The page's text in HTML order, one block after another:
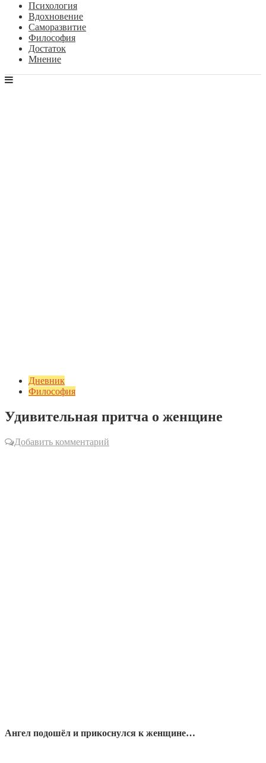
Психология
Вдохновение
Саморазвитие
Философия
Достаток
Мнение
Дневник
Философия
Удивительная притча о женщине
Добавить комментарий
Ангел подошёл и прикоснулся к женщине…